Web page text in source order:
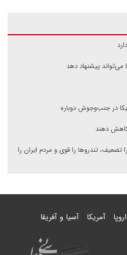
می‌تواند پیشنهاد دهد
در جنب‌وجوش دوباره
کاهش دهند
تندروها را قوی و مردم ایران را
اروپا آمریکا آسیا و آفریقا